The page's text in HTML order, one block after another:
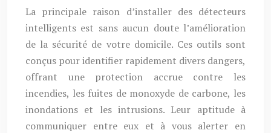
La principale raison d’installer des détecteurs
intelligents est sans aucun doute l’amélioration
de la sécurité de votre domicile. Ces outils sont
conçus pour identifier rapidement divers dangers,
offrant une protection accrue contre les
incendies, les fuites de monoxyde de carbone, les
inondations et les intrusions. Leur aptitude à
communiquer entre eux et à vous alerter en